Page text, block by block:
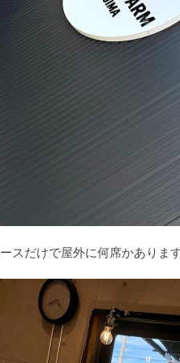
スだけで屋外に何席かありま